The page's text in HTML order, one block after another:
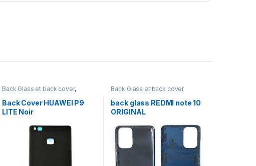
Back Glass et back cover,
Back Cover HUAWEI P9
LITE Noir
Back Glass et back cover
back glass REDMI note 10
ORIGINAL